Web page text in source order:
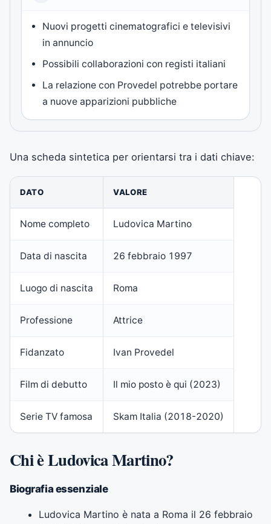
Nuovi progetti cinematografici e televisivi
in annuncio
Possibili collaborazioni con registi italiani
La relazione con Provedel potrebbe portare
a nuove apparizioni pubbliche
Una scheda sintetica per orientarsi tra i dati chiave:
DATO VALORE
Nome completo Ludovica Martino
Data di nascita 26 febbraio 1997
Luogo di nascita Roma
Professione Attrice
Fidanzato Ivan Provedel
Film di debutto Il mio posto è qui (2023)
Serie TV famosa Skam Italia (2018-2020)
Chi è Ludovica Martino?
Biografia essenziale
Ludovica Martino è nata a Roma il 26 febbraio